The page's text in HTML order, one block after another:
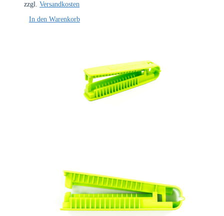
zzgl. Versandkosten
In den Warenkorb